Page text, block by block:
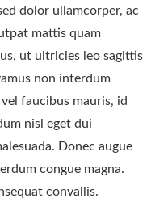
dolor ullamcorper, ac
mattis quam
ut ultricies leo sagittis
non interdum
faucibus mauris, id
nisl eget dui
Donec augue
congue magna.
convallis.